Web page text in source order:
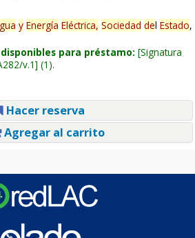
y Energía Eléctrica, Sociedad del Estado,
para préstamo: Signatura
v.1 (1).
Hacer reserva
Agregar al carrito